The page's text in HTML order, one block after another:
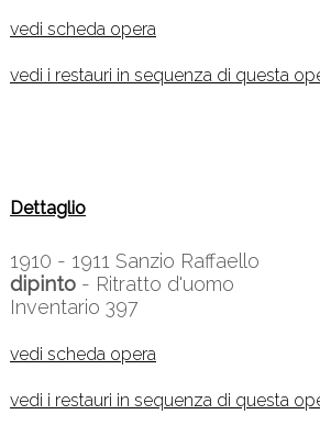
vedi scheda opera
vedi i restauri in sequenza di questa
Dettaglio
1910 - 1911 Sanzio Raffaello
dipinto - Ritratto d'uomo
Inventario 397
vedi scheda opera
vedi i restauri in sequenza di questa